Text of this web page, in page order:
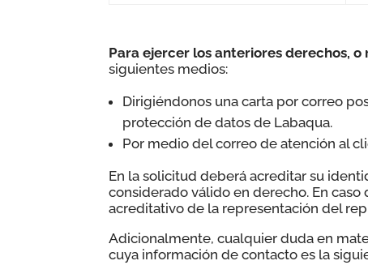
Para ejercer los anteriores derechos,
siguientes medios:
Dirigiéndonos una carta por correo
protección de datos de Labaqua.
Por medio del correo de atención al
En la solicitud deberá acreditar su
considerado válido en derecho. En
acreditativo de la representación del
Adicionalmente, cualquier duda en
cuya información de contacto es la